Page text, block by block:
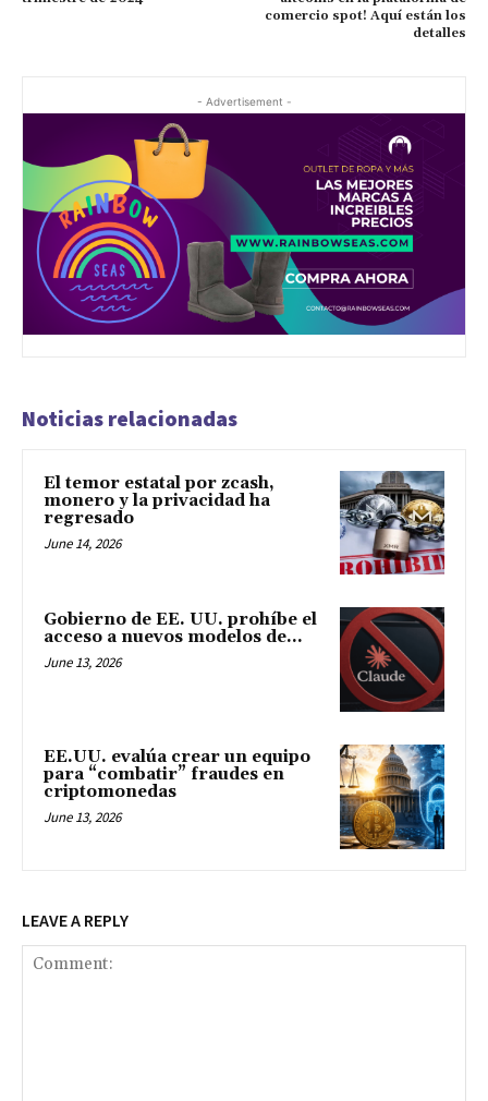
comercio spot! Aquí están los
detalles
- Advertisement -
Noticias relacionadas
El temor estatal por zcash,
monero y la privacidad ha
regresado
June 14, 2026
Gobierno de EE. UU. prohíbe el
acceso a nuevos modelos de...
June 13, 2026
EE.UU. evalúa crear un equipo
para “combatir” fraudes en
criptomonedas
June 13, 2026
LEAVE A REPLY